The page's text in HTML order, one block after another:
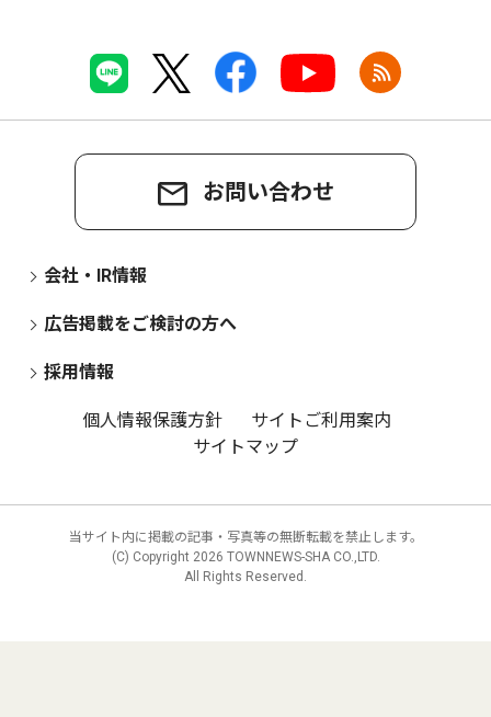
お問い合わせ
会社・IR情報
広告掲載をご検討の方へ
採用情報
個人情報保護方針
サイトご利用案内
サイトマップ
当サイト内に掲載の記事・写真等の無断転載を禁止します。
(C) Copyright 2026 TOWNNEWS-SHA CO.,LTD.
All Rights Reserved.